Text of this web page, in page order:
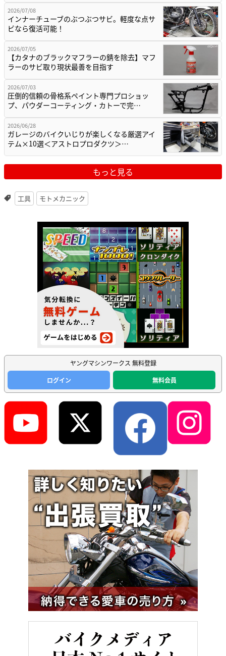
2026/07/08
インナーチューブのぶつぶつサビ。軽度な点サ
ビなら復活可能！
2026/07/05
【カタナのブラックマフラーの錆を除去】マフ
ラーのサビ取り現状最善を目指す
2026/07/03
圧倒的信頼の骨格系ペイント専門プロショッ
プ、パウダーコーティング・カトーで完…
2026/06/28
ガレージのバイクいじりが楽しくなる厳選アイ
テム×10選＜アストロプロダクツ＞…
もっと見る
工具 モトメカニック
ヤングマシンワークス 無料登録
ログイン
無料会員